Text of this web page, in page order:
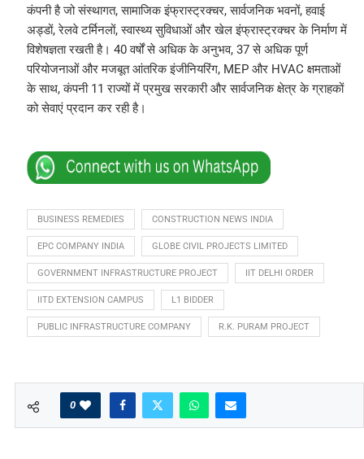
कंपनी है जो संस्थागत, सामाजिक इंफ्रास्ट्रक्चर, सार्वजनिक भवनों, हवाई
अड्डों, रेलवे टर्मिनलों, स्वास्थ्य सुविधाओं और खेल इंफ्रास्ट्रक्चर के निर्माण में
विशेषज्ञता रखती है। 40 वर्षों से अधिक के अनुभव, 37 से अधिक पूर्ण
परियोजनाओं और मजबूत आंतरिक इंजीनियरिंग, MEP और HVAC क्षमताओं
के साथ, कंपनी 11 राज्यों में प्रमुख सरकारी और सार्वजनिक क्षेत्र के ग्राहकों
को सेवाएं प्रदान कर रही है।
BUSINESS REMEDIES CONSTRUCTION NEWS INDIA
EPC COMPANY INDIA GLOBE CIVIL PROJECTS LIMITED
GOVERNMENT INFRASTRUCTURE PROJECT IIT DELHI ORDER
IITD EXTENSION CAMPUS L1 BIDDER
PUBLIC INFRASTRUCTURE COMPANY R.K. PURAM PROJECT
0